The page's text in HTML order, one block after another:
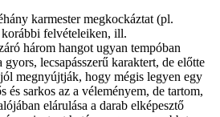
karmester megkockáztat (pl.
felvételeiken, ill.
három hangot ugyan tempóban
lecsapásszerű karaktert, de előtte
megnyújtják, hogy mégis legyen egy
és sarkos az a véleményem, de tartom,
elárulása a darab elképesztő